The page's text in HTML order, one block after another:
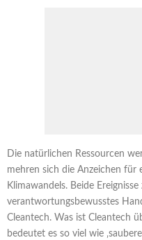
Die natürlichen Ressourcen
mehren sich die Anzeichen für
Klimawandels. Beide
verantwortungsbewusstes
Cleantech. Was ist Cleantech
bedeutet es so viel wie